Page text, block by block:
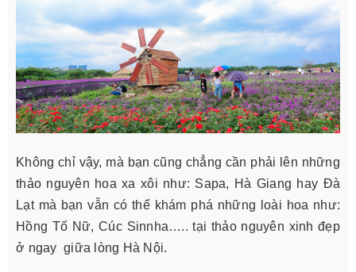
Không chỉ vậy, mà bạn cũng chẳng cần phải lên những
thảo nguyên hoa xa xôi như: Sapa, Hà Giang hay Đà
Lạt mà bạn vẫn có thể khám phá những loài hoa như:
Hồng Tố Nữ, Cúc Sinnha….. tại thảo nguyên xinh đẹp
ở ngay giữa lòng Hà Nội.